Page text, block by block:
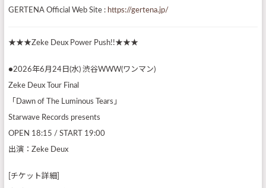
GERTENA Official Web Site : https://gertena.jp/
★★★Zeke Deux Power Push!!★★★
●2026年6月24日(水) 渋谷WWW(ワンマン)
Zeke Deux Tour Final
「Dawn of The Luminous Tears」
Starwave Records presents
OPEN 18:15 / START 19:00
出演：Zeke Deux
[チケット詳細]